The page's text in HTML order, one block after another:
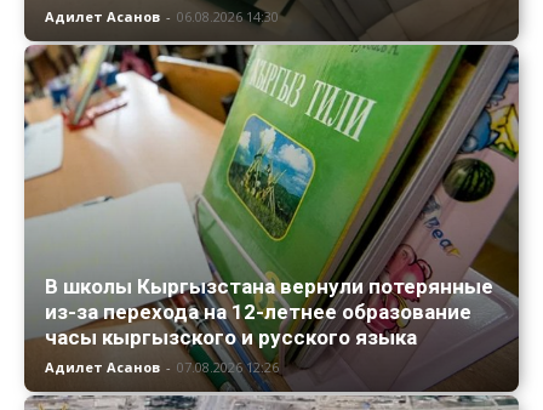
Адилет Асанов - 06.08.2026 14:30
В школы Кыргызстана вернули потерянные
из-за перехода на 12-летнее образование
часы кыргызского и русского языка
Адилет Асанов - 07.08.2026 12:26